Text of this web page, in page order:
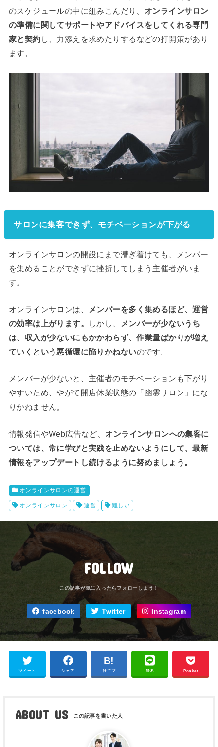
のスケジュールの中に組みこんだり、 オンラインサロン
の準備に関してサポートやアドバイスをしてくれる専門
家と契約 し、力添えを求めたりするなどの打開策があり
ます。
サロンに集客できず、モチベーションが下がる
オンラインサロンの開設にまで漕ぎ着けても、メンバー
を集めることができずに挫折してしまう主催者がいま
す。
オンラインサロンは、
メンバーを多く集めるほど、運営
の効率は上がります。
しかし、
メンバーが少ないうち
は、収入が少ないにもかかわらず、作業量ばかりが増え
ていくという悪循環に陥りかねないのです。
メンバーが少ないと、主催者のモチベーションも下がり
やすいため、やがて開店休業状態の「幽霊サロン」にな
りかねません。
情報発信やWeb広告など、 オンラインサロンへの集客に
ついては、常に学びと実践を止めないようにして、最新
情報をアップデートし続けるように努めましょう。
オンラインサロンの運営
オンラインサロン 運営 難しい
FOLLOW
facebook Twitter Instagram
ツイート シェア はてブ 送る Pocket
ABOUT US